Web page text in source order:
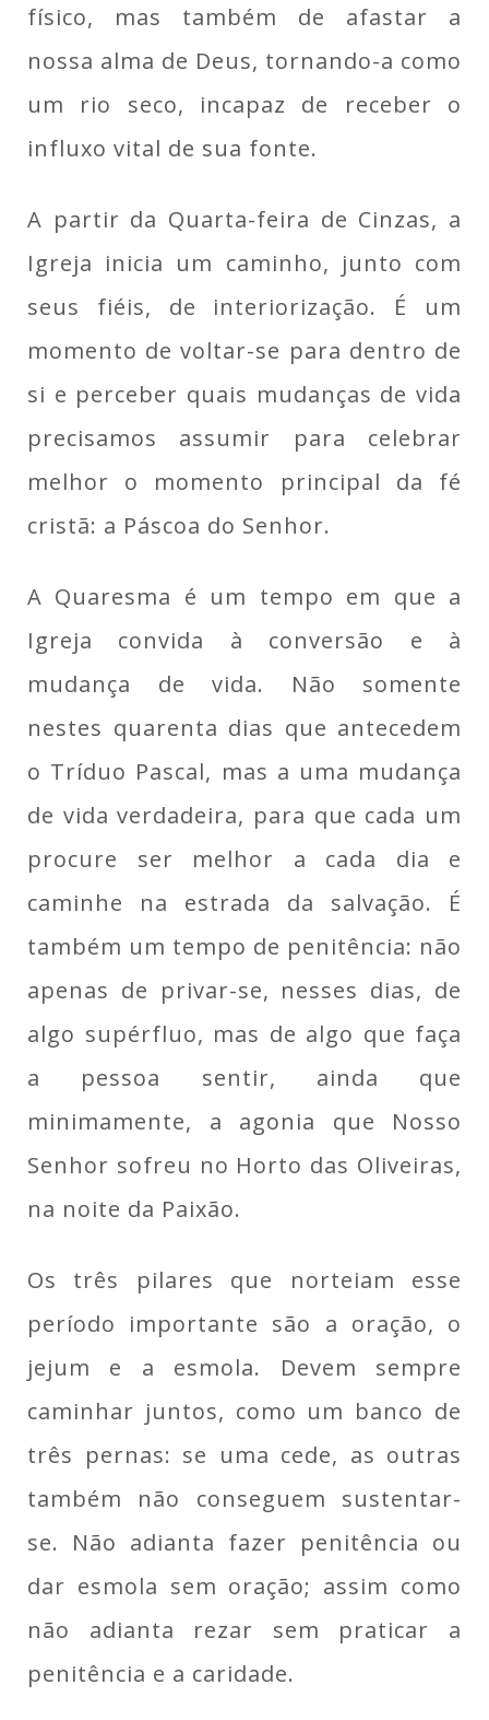
físico, mas também de afastar a
nossa alma de Deus, tornando-a como
um rio seco, incapaz de receber o
influxo vital de sua fonte.
A partir da Quarta-feira de Cinzas, a
Igreja inicia um caminho, junto com
seus fiéis, de interiorização. É um
momento de voltar-se para dentro de
si e perceber quais mudanças de vida
precisamos assumir para celebrar
melhor o momento principal da fé
cristã: a Páscoa do Senhor.
A Quaresma é um tempo em que a
Igreja convida à conversão e à
mudança de vida. Não somente
nestes quarenta dias que antecedem
o Tríduo Pascal, mas a uma mudança
de vida verdadeira, para que cada um
procure ser melhor a cada dia e
caminhe na estrada da salvação. É
também um tempo de penitência: não
apenas de privar-se, nesses dias, de
algo supérfluo, mas de algo que faça
a pessoa sentir, ainda que
minimamente, a agonia que Nosso
Senhor sofreu no Horto das Oliveiras,
na noite da Paixão.
Os três pilares que norteiam esse
período importante são a oração, o
jejum e a esmola. Devem sempre
caminhar juntos, como um banco de
três pernas: se uma cede, as outras
também não conseguem sustentar-
se. Não adianta fazer penitência ou
dar esmola sem oração; assim como
não adianta rezar sem praticar a
penitência e a caridade.